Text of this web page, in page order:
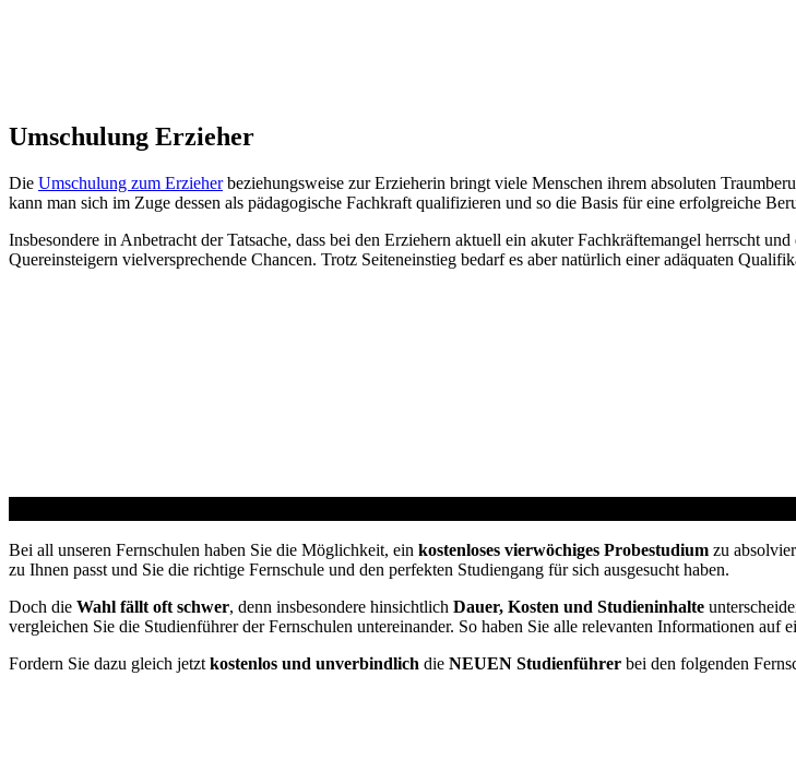
Umschulung Erzieher
Die Umschulung zum Erzieherbeziehungsweise zur Erzieherin bringt viele Menschen ihrem absoluten
kann man sich im Zuge dessen als pädagogische Fachkraft qualifizieren und so die Basis für eine erfolgreiche
Insbesondere in Anbetracht der Tatsache, dass bei den Erziehern aktuell ein akuter Fachkräftemangel herrscht
Quereinsteigern vielversprechende Chancen. Trotz Seiteneinstieg bedarf es aber natürlich einer adäquaten
Bei all unseren Fernschulen haben Sie die Möglichkeit, ein kostenloses vierwöchiges Probestudium zu
zu Ihnen passt und Sie die richtige Fernschule und den perfekten Studiengang für sich ausgesucht haben.
Doch die Wahl fällt oft schwer, denn insbesondere hinsichtlich Dauer, Kosten und Studieninhalte
vergleichen Sie die Studienführer der Fernschulen untereinander. So haben Sie alle relevanten Informationen
Fordern Sie dazu gleich jetzt kostenlos und unverbindlich die NEUEN Studienführer bei den folgenden